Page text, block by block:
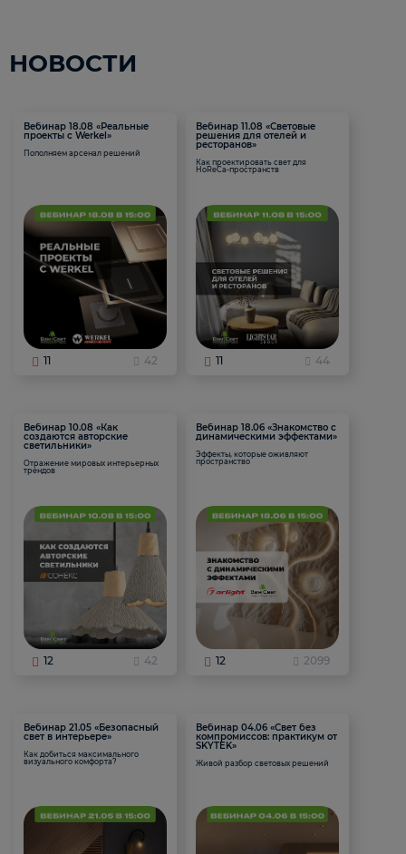
НОВОСТИ
Вебинар 18.08 «Реальные
проекты с Werkel»
Пополняем арсенал решений
11 42
Вебинар 11.08 «Световые
решения для отелей и
ресторанов»
Как проектировать свет для
HoReCa-пространств
11 44
Вебинар 10.08 «Как
создаются авторские
светильники»
Отражение мировых интерьерных
трендов
12 42
Вебинар 18.06 «Знакомство с
динамическими эффектами»
Эффекты, которые оживляют
пространство
12 2099
Вебинар 21.05 «Безопасный
свет в интерьере»
Как добиться максимального
визуального комфорта?
Вебинар 04.06 «Свет без
компромиссов: практикум от
SKYTEK»
Живой разбор световых решений